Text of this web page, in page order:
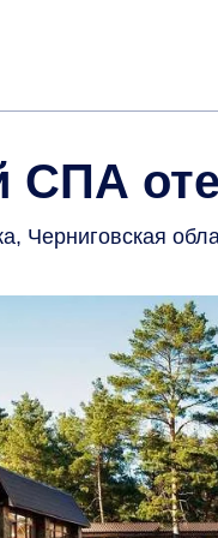
СПА
Черниговская